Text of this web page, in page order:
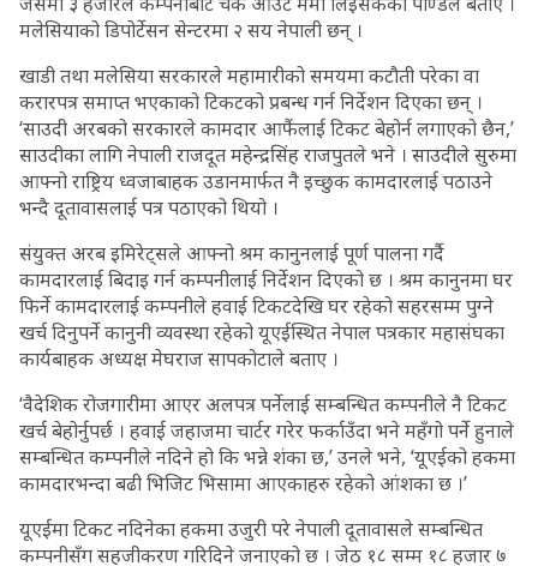
मलेसियाको डिपोर्टेसन सेन्टरमा २ सय नेपाली छन् ।
खाडी तथा मलेसिया सरकारले महामारीको समयमा कटौती परेका वा
करारपत्र समाप्त भएकाको टिकटको प्रबन्ध गर्न निर्देशन दिएका छन् ।
‘साउदी अरबको सरकारले कामदार आफैंलाई टिकट बेहोर्न लगाएको छैन,’
साउदीका लागि नेपाली राजदूत महेन्द्रसिंह राजपुतले भने । साउदीले सुरुमा
आफ्नो राष्ट्रिय ध्वजाबाहक उडानमार्फत नै इच्छुक कामदारलाई पठाउने
भन्दै दूतावासलाई पत्र पठाएको थियो ।
संयुक्त अरब इमिरेट्सले आफ्नो श्रम कानुनलाई पूर्ण पालना गर्दै
कामदारलाई बिदाइ गर्न कम्पनीलाई निर्देशन दिएको छ । श्रम कानुनमा घर
फिर्ने कामदारलाई कम्पनीले हवाई टिकटदेखि घर रहेको सहरसम्म पुग्ने
खर्च दिनुपर्ने कानुनी व्यवस्था रहेको यूएईस्थित नेपाल पत्रकार महासंघका
कार्यबाहक अध्यक्ष मेघराज सापकोटाले बताए ।
‘वैदेशिक रोजगारीमा आएर अलपत्र पर्नेलाई सम्बन्धित कम्पनीले नै टिकट
खर्च बेहोर्नुपर्छ । हवाई जहाजमा चार्टर गरेर फर्काउँदा भने महँगो पर्ने हुनाले
सम्बन्धित कम्पनीले नदिने हो कि भन्ने शंका छ,’ उनले भने, ‘यूएईको हकमा
कामदारभन्दा बढी भिजिट भिसामा आएकाहरु रहेको आंशका छ ।’
यूएईमा टिकट नदिनेका हकमा उजुरी परे नेपाली दूतावासले सम्बन्धित
कम्पनीसँग सहजीकरण गरिदिने जनाएको छ । जेठ १८ सम्म १८ हजार ७